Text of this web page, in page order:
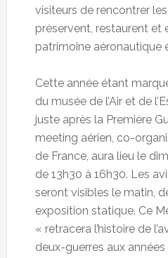
visiteurs de rencontrer
préservent, restaurent et
patrimoine aéronautique
Cette année étant
du musée de l’Air et de
juste après la Première
meeting aérien, co-
de France, aura lieu le
de 13h30 à 16h30. Les
seront visibles le matin,
exposition statique. Ce
« retracera l’histoire de
deux-guerres aux